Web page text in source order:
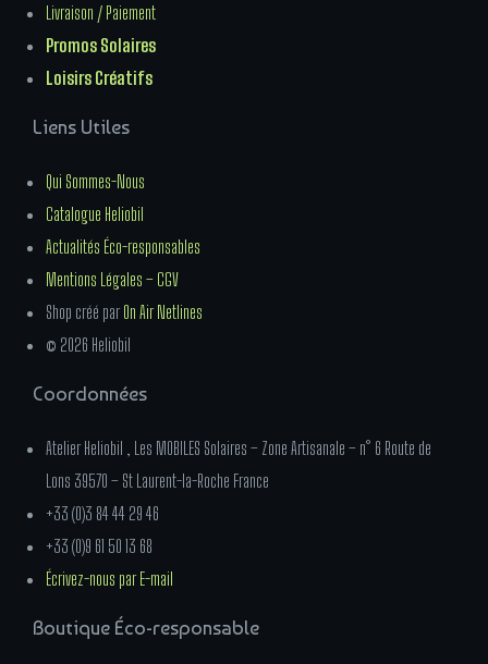
Livraison / Paiement
Promos Solaires
Loisirs Créatifs
Liens Utiles
Qui Sommes-Nous
Catalogue Heliobil
Actualités Éco-responsables
Mentions Légales – CGV
Shop créé par On Air Netlines
© 2026 Heliobil
Coordonnées
Atelier Heliobil , Les MOBILES Solaires – Zone Artisanale – n° 6 Route de
Lons 39570 – St Laurent-la-Roche France
+33 (0)3 84 44 29 46
+33 (0)9 61 50 13 68
Écrivez-nous par E-mail
Boutique Éco-responsable